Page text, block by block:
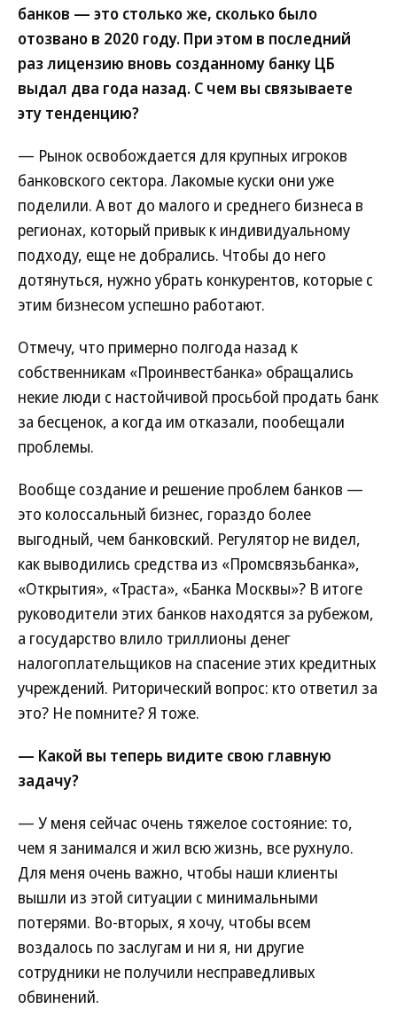
банков — это столько же, сколько было
отозвано в 2020 году. При этом в последний
раз лицензию вновь созданному банку ЦБ
выдал два года назад. С чем вы связываете
эту тенденцию?
— Рынок освобождается для крупных игроков
банковского сектора. Лакомые куски они уже
поделили. А вот до малого и среднего бизнеса в
регионах, который привык к индивидуальному
подходу, еще не добрались. Чтобы до него
дотянуться, нужно убрать конкурентов, которые с
этим бизнесом успешно работают.
Отмечу, что примерно полгода назад к
собственникам «Проинвестбанка» обращались
некие люди с настойчивой просьбой продать банк
за бесценок, а когда им отказали, пообещали
проблемы.
Вообще создание и решение проблем банков —
это колоссальный бизнес, гораздо более
выгодный, чем банковский. Регулятор не видел,
как выводились средства из «Промсвязьбанка»,
«Открытия», «Траста», «Банка Москвы»? В итоге
руководители этих банков находятся за рубежом,
а государство влило триллионы денег
налогоплательщиков на спасение этих кредитных
учреждений. Риторический вопрос: кто ответил за
это? Не помните? Я тоже.
— Какой вы теперь видите свою главную
задачу?
— У меня сейчас очень тяжелое состояние: то,
чем я занимался и жил всю жизнь, все рухнуло.
Для меня очень важно, чтобы наши клиенты
вышли из этой ситуации с минимальными
потерями. Во-вторых, я хочу, чтобы всем
воздалось по заслугам и ни я, ни другие
сотрудники не получили несправедливых
обвинений.